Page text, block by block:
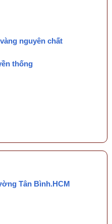
nguyên chất
thống
Tân Bình.HCM